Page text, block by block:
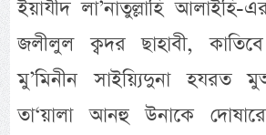
ইয়াযীদ লা’নাতুল্লাহি
জলীলুল ক্বদর ছাহাবী,
মু’মিনীন সাইয়্যিদুনা হযরত
তা‘য়ালা আনহু উনাকে